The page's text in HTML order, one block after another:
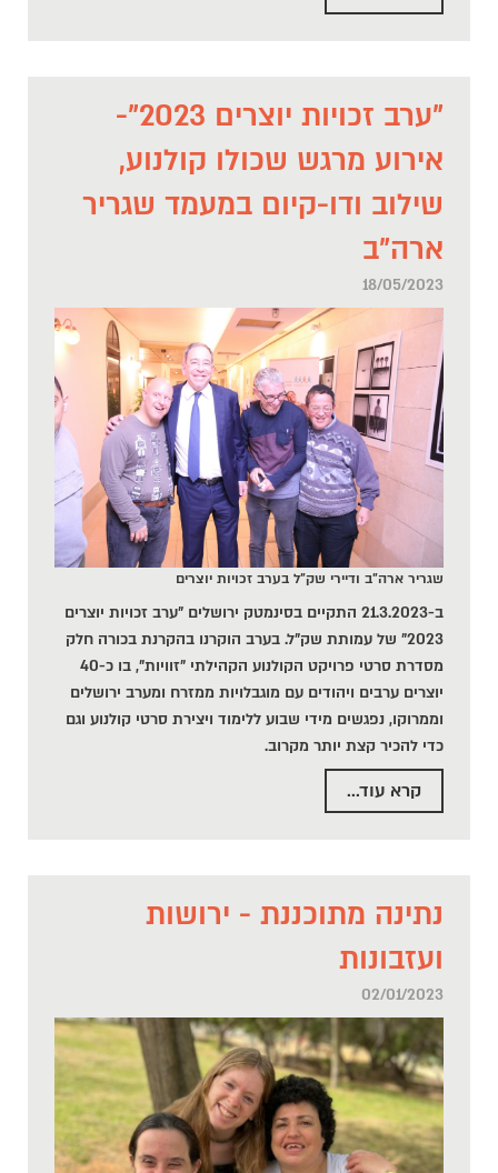
"ערב זכויות יוצרים 2023"-
אירוע מרגש שכולו קולנוע,
שילוב ודו-קיום במעמד שגריר
ארה"ב
18/05/2023
שגריר ארה"ב ודיירי שק"ל בערב זכויות יוצרים
ב-21.3.2023 התקיים בסינמטק ירושלים "ערב זכויות יוצרים
2023" של עמותת שק"ל. בערב הוקרנו בהקרנת בכורה חלק
מסדרת סרטי פרויקט הקולנוע הקהילתי "זוויות", בו כ-40
יוצרים ערבים ויהודים עם מוגבלויות ממזרח ומערב ירושלים
וממרוקו, נפגשים מידי שבוע ללימוד ויצירת סרטי קולנוע וגם
כדי להכיר קצת יותר מקרוב.
קרא עוד...
נתינה מתוכננת - ירושות
ועזבונות
02/01/2023